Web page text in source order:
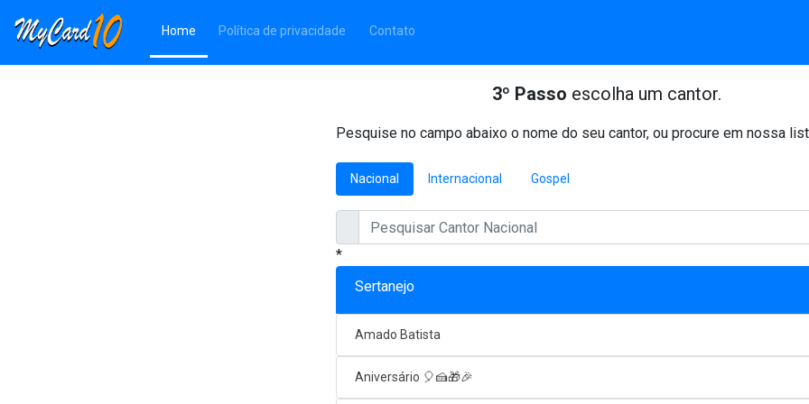
Home(Página atual)
Política de privacidade Contato
3º Passo escolha um cantor.
Pesquise no campo abaixo o nome do seu cantor, ou procure em nossa
Nacional Internacional Gospel
*
Sertanejo
Amado Batista
Aniversário 🎈🍰🎁🎉